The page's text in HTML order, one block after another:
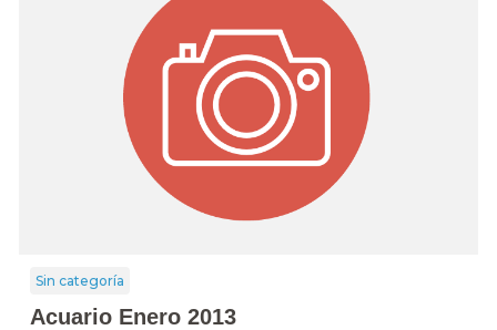
Sin categoría
Acuario Enero 2013